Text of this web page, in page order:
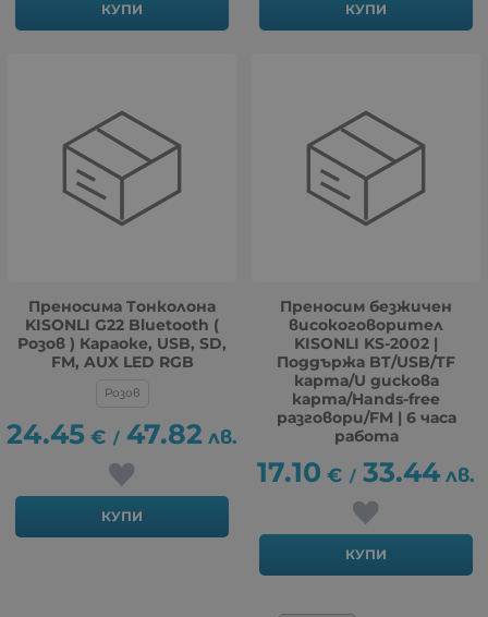
КУПИ КУПИ
Преносима Tонколона
KISONLI G22 Bluetooth (
Розов ) Караоке, USB, SD,
FM, AUX LED RGB
Розов
24.45 € / 47.82 лв.
КУПИ
Преносим безжичен
високоговорител
KISONLI KS-2002 |
Поддържа BT/USB/TF
карта/U дискова
карта/Hands-free
разговори/FM | 6 часа
работа
17.10 € / 33.44 лв.
КУПИ